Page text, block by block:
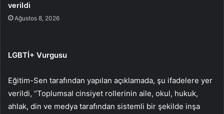
verildi
Ağustos 8, 2026
LGBTİ+ Vurgusu
Eğitim-Sen tarafından yapılan açıklamada, şu ifadelere yer
verildi, “Toplumsal cinsiyet rollerinin aile, okul, hukuk,
ahlak, din ve medya tarafından sistemli bir şekilde inşa